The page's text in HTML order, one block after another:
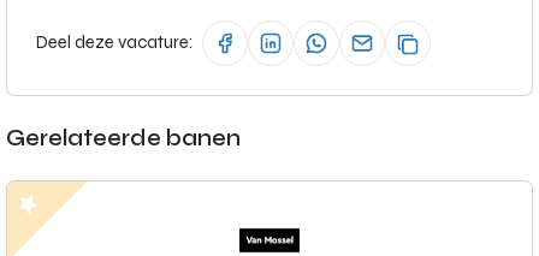
Deel deze vacature:
Gerelateerde banen